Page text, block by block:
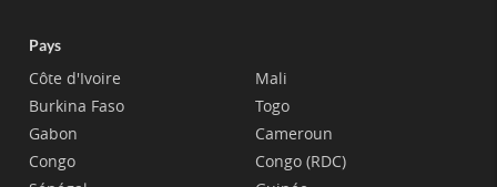
Pays
Côte d'Ivoire
Burkina Faso
Gabon
Congo
Mali
Togo
Cameroun
Congo (RDC)